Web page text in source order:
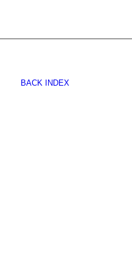
BACK INDEX